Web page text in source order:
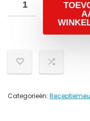
Categorieën: